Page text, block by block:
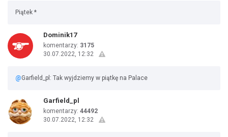
Piątek *
Dominik17
komentarzy: 3175
30.07.2022, 12:32
@Garfield_pl: Tak wyjdziemy w piątkę na Palace
Garfield_pl
komentarzy: 44492
30.07.2022, 12:32